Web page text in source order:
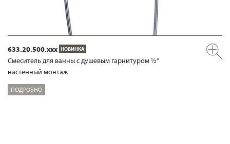
633.20.500.xxx НОВИНКА
Смеситель для ванны с душевым гарнитуром ½“
настенный монтаж
ПОДРОБНО